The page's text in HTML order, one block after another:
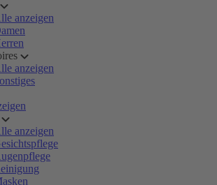
anzeigen
anzeigen
anzeigen